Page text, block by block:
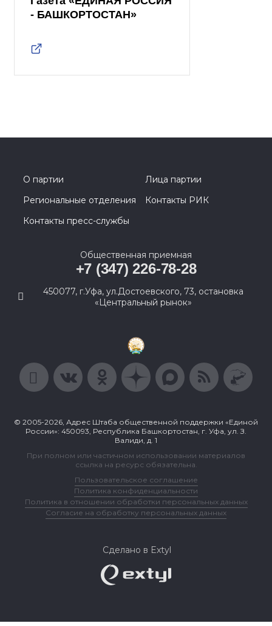
- БАШКОРТОСТАН»
О партии
Лица партии
Региональные отделения
Контакты РИК
Контакты пресс-службы
Общественная приемная
+7 (347) 226-78-28
450077, г.Уфа, ул.Достоевского, 73, остановка
«Центральный рынок»
© 2005-2026, Адрес Штаба общественной поддержки «Единой
России»: 450093, Республика Башкортостан, г. Уфа, ул. З.
Валиди, д. 1
При полном или частичном использовании материалов
ссылка на ресурс обязательна.
Пользовательское соглашение
Политика конфиденциальности
Политика в отношении обработки персональных данных
Согласие на обработку персональных данных
Сделано в Extyl